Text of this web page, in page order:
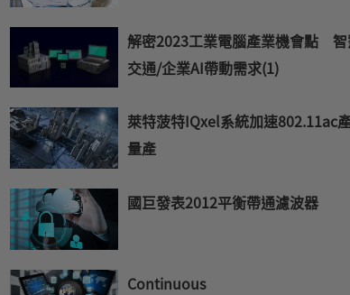
解密2023工業電腦產業機會點
交通/企業AI帶動需求(1)
萊特菠特IQxel系統加速802.11ac
量產
國巨發表2012平衡帶通濾波器
Continuous